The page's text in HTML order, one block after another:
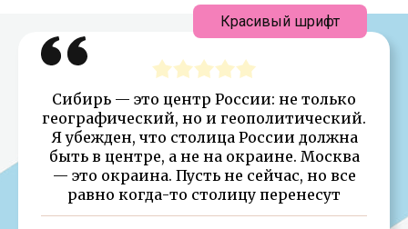
Сибирь — это центр России: не только
географический, но и геополитический.
Я убежден, что столица России должна
быть в центре, а не на окраине. Москва
— это окраина. Пусть не сейчас, но все
равно когда-то столицу перенесут
Красивый шрифт